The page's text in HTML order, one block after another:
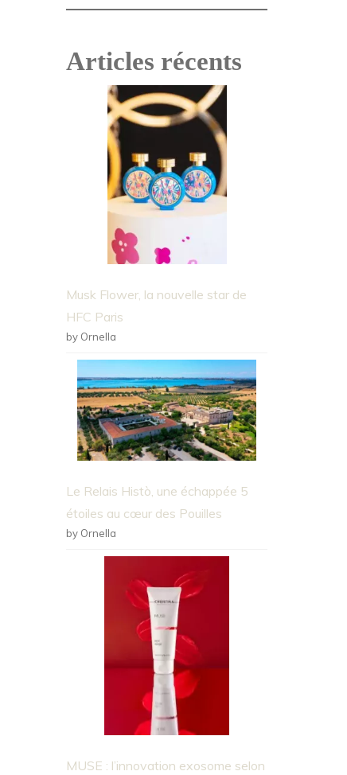
Articles récents
Musk Flower, la nouvelle star de
HFC Paris
by Ornella
Le Relais Histò, une échappée 5
étoiles au cœur des Pouilles
by Ornella
MUSE : l’innovation exosome selon